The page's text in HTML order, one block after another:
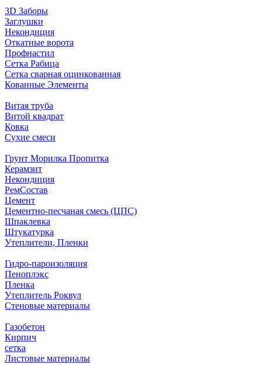
3D Заборы
Заглушки
Некондиция
Откатные ворота
Профнастил
Сетка Рабица
Сетка сварная оцинкованная
Кованные Элементы
Витая труба
Витой квадрат
Ковка
Сухие смеси
Грунт Морилка Пропитка
Керамзит
Некондиция
РемСостав
Цемент
Цементно-песчаная смесь (ЦПС)
Шпаклевка
Штукатурка
Утеплители, Пленки
Гидро-пароизоляция
Пеноплэкс
Пленка
Утеплитель Роквул
Стеновые материалы
Газобетон
Кирпич
сетка
Листовые материалы